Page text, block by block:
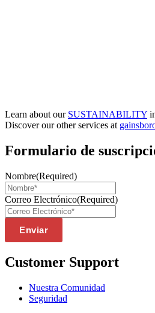
Learn about our SUSTAINABILITY
Discover our other services at
Formulario de
Nombre(Required)
Correo Electrónico(Required)
Enviar
Customer Support
Nuestra Comunidad
Seguridad